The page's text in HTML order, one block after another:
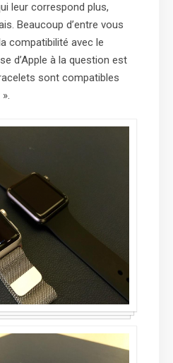
leur correspond plus,
Beaucoup d’entre vous
compatibilité avec le
d’Apple à la question est
sont compatibles